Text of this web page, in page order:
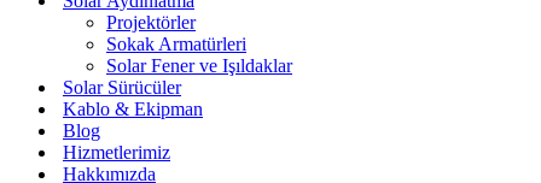
Projektörler
Sokak Armatürleri
Solar Fener ve Işıldaklar
Solar Sürücüler
Kablo & Ekipman
Blog
Hizmetlerimiz
Hakkımızda